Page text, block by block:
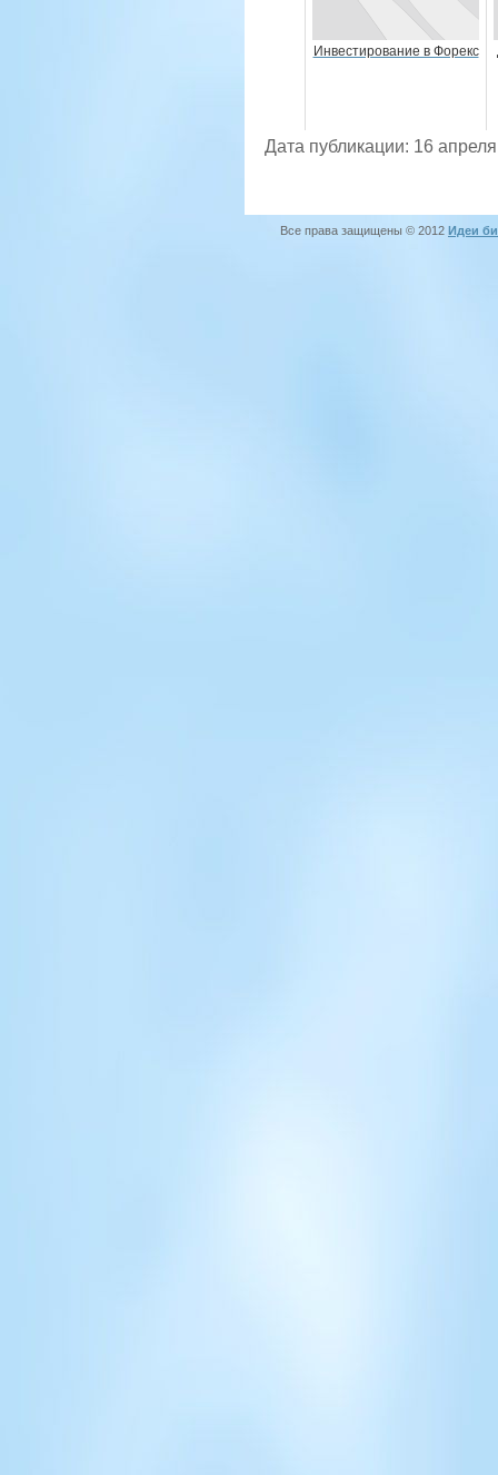
Инвестирование в Форекс
Дата публикации: 16
Все права защищены © 2012 Идеи